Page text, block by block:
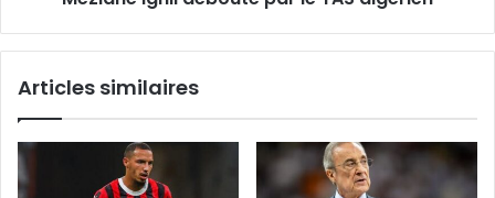
Articles similaires